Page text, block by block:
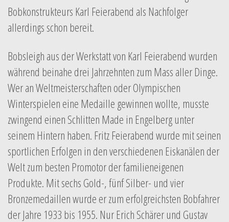
Bobkonstrukteurs Karl Feierabend als Nachfolger
allerdings schon bereit.
Bobsleigh aus der Werkstatt von Karl Feierabend wurden
während beinahe drei Jahrzehnten zum Mass aller Dinge.
Wer an Weltmeisterschaften oder Olympischen
Winterspielen eine Medaille gewinnen wollte, musste
zwingend einen Schlitten Made in Engelberg unter
seinem Hintern haben. Fritz Feierabend wurde mit seinen
sportlichen Erfolgen in den verschiedenen Eiskanälen der
Welt zum besten Promotor der familieneigenen
Produkte. Mit sechs Gold-, fünf Silber- und vier
Bronzemedaillen wurde er zum erfolgreichsten Bobfahrer
der Jahre 1933 bis 1955. Nur Erich Schärer und Gustav